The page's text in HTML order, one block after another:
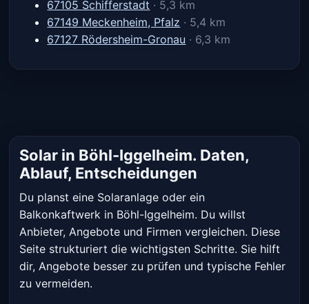
67105 Schifferstadt · 5,3 km
67149 Meckenheim, Pfalz · 5,4 km
67127 Rödersheim-Gronau · 6,3 km
Solar in Böhl-Iggelheim. Daten,
Ablauf, Entscheidungen
Du planst eine Solaranlage oder ein
Balkonkaftwerk in Böhl-Iggelheim. Du willst
Anbieter, Angebote und Firmen vergleichen. Diese
Seite strukturiert die wichtigsten Schritte. Sie hilft
dir, Angebote besser zu prüfen und typische Fehler
zu vermeiden.